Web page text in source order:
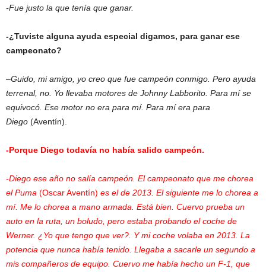
-Fue justo la que tenía que ganar.
-¿Tuviste alguna ayuda especial digamos, para ganar ese
campeonato?
–Guido, mi amigo, yo creo que fue campeón conmigo. Pero ayuda
terrenal, no. Yo llevaba motores de Johnny Labborito. Para mí se
equivocó. Ese motor no era para mí. Para mí era para
Diego (Aventín).
-Porque Diego todavía no había salido campeón.
-Diego ese año no salía campeón. El campeonato que me chorea
el Puma (Oscar Aventín) es el de 2013. El siguiente me lo chorea a
mí. Me lo chorea a mano armada. Está bien. Cuervo prueba un
auto en la ruta, un boludo, pero estaba probando el coche de
Werner. ¿Yo que tengo que ver?. Y mi coche volaba en 2013. La
potencia que nunca había tenido. Llegaba a sacarle un segundo a
mis compañeros de equipo. Cuervo me había hecho un F-1, que